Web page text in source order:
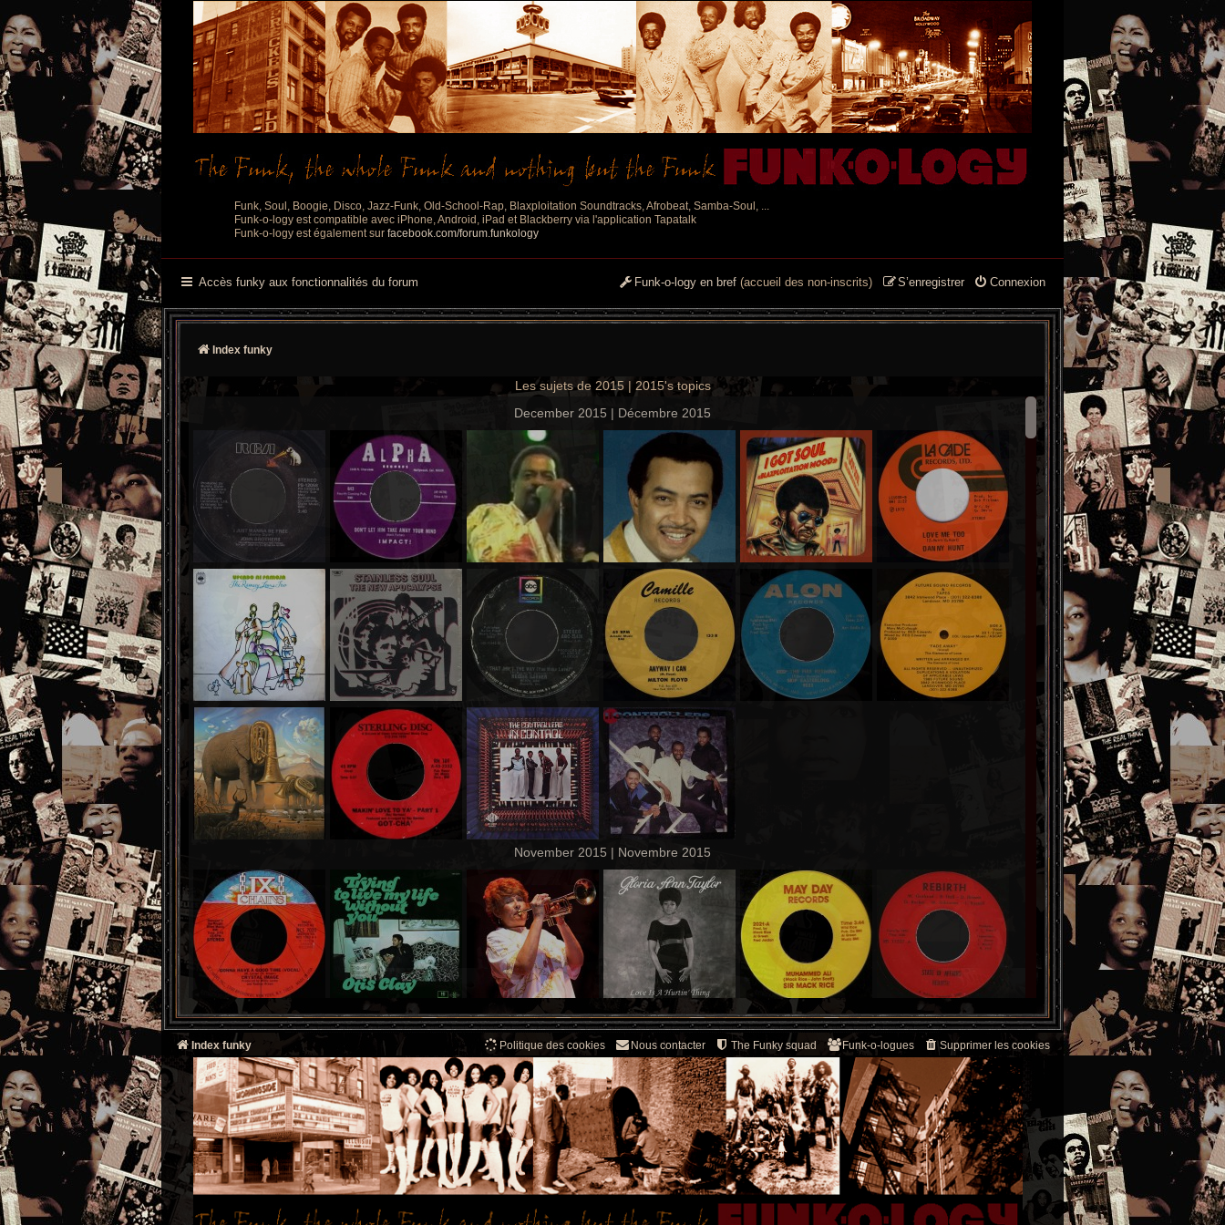
Funk, Soul, Boogie, Disco, Jazz-Funk, Old-School-Rap, Blaxploitation Soundtracks, Afrobeat, Samba-Soul, ...
Funk-o-logy est compatible avec iPhone, Android, iPad et Blackberry via l'application Tapatalk
Funk-o-logy est également sur facebook.com/forum.funkology
Accès funky aux fonctionnalités du forum Connexion
S’enregistrer
Funk-o-logy en bref (accueil des non-inscrits)
Index funky
Les sujets de 2015 | 2015's topics
December 2015 | Décembre 2015
November 2015 | Novembre 2015
Index funky Supprimer les cookies
Funk-o-logues
The Funky squad
Nous contacter
Politique des cookies